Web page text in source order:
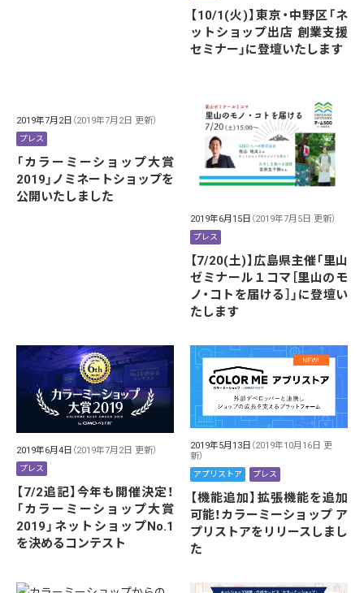
【10/1(火)】東京・中野区「ネ
ットショップ出店 創業支援
セミナー」に登壇いたします
2019年7月2日 （2019年7月2日 更新）
プレス
「カラーミーショップ大賞
2019」ノミネートショップを
公開いたしました
2019年6月15日 （2019年7月5日 更新）
プレス
【7/20(土)】広島県主催「里山
ゼミナール１コマ［里山のモ
ノ・コトを届ける］」に登壇い
たします
2019年6月4日 （2019年7月2日 更新）
プレス
【7/2追記】今年も開催決定！
「カラーミーショップ大賞
2019」ネットショップNo.1
を決めるコンテスト
2019年5月13日 （2019年10月16日 更
新）
アプリストア プレス
【機能追加】拡張機能を追加
可能！カラーミーショップ ア
プリストアをリリースしまし
た